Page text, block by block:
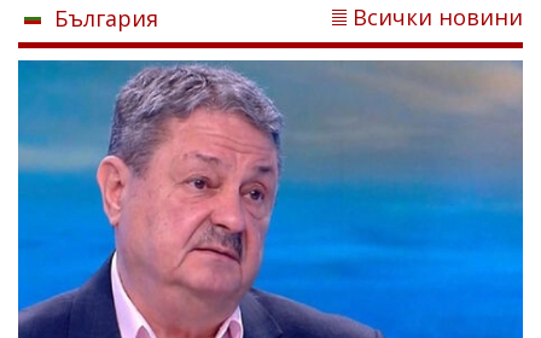
България Всички новини